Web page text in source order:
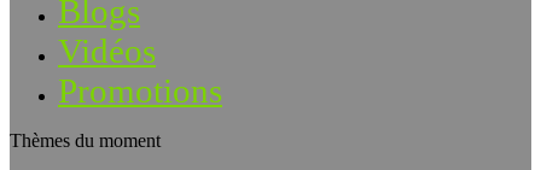
Blogs
Vidéos
Promotions
Thèmes du moment